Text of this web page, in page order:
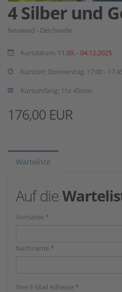
4 Silber und
Neuwied - Deichwelle
Kursdatum: 11.09. - 04.12.2025
Kurszeit: Donnerstag, 17:00 -
Kursumfang: 11x 45min
176,00 EUR
Warteliste
Auf die
Vorname *
Nachname *
Ihre E-Mail Adresse *